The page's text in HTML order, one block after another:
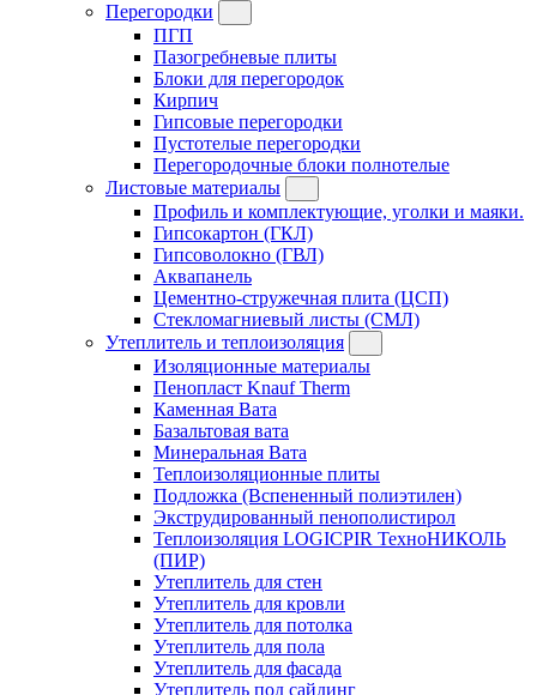
Перегородки
ПГП
Пазогребневые плиты
Блоки для перегородок
Кирпич
Гипсовые перегородки
Пустотелые перегородки
Перегородочные блоки полнотелые
Листовые материалы
Профиль и комплектующие, уголки и маяки.
Гипсокартон (ГКЛ)
Гипсоволокно (ГВЛ)
Аквапанель
Цементно-стружечная плита (ЦСП)
Стекломагниевый листы (СМЛ)
Утеплитель и теплоизоляция
Изоляционные материалы
Пенопласт Knauf Therm
Каменная Вата
Базальтовая вата
Минеральная Вата
Теплоизоляционные плиты
Подложка (Вспененный полиэтилен)
Экструдированный пенополистирол
Теплоизоляция LOGICPIR ТехноНИКОЛЬ
(ПИР)
Утеплитель для стен
Утеплитель для кровли
Утеплитель для потолка
Утеплитель для пола
Утеплитель для фасада
Утеплитель под сайдинг